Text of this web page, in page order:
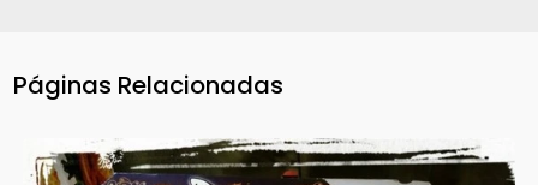
Páginas Relacionadas